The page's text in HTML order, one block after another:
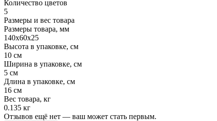
Количество цветов
5
Размеры и вес товара
Размеры товара, мм
140х60х25
Высота в упаковке, см
10 см
Ширина в упаковке, см
5 см
Длина в упаковке, см
16 см
Вес товара, кг
0.135 кг
Отзывов ещё нет — ваш может стать первым.